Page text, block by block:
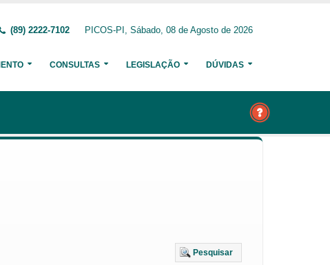
(89) 2222-7102 PICOS-PI, Sábado, 08 de Agosto de 2026
CONSULTAS LEGISLAÇÃO DÚVIDAS
Pesquisar